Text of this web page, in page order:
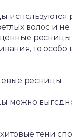
используются
волос и
ресницы
то особо
ресницы
можно
тени